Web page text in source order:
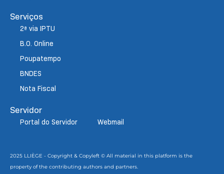
Serviços
2ª via IPTU
B.O. Online
Poupatempo
BNDES
Nota Fiscal
Servidor
Portal do Servidor Webmail
2025 LLIÈGE - Copyright & Copyleft © All material in this platform is the
property of the contributing authors and partners.